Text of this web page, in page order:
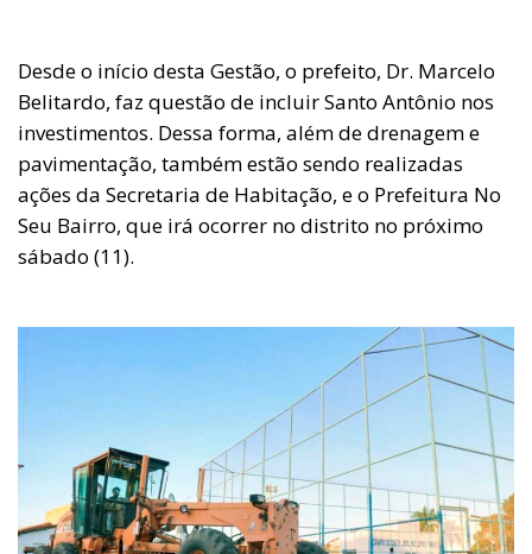
Desde o início desta Gestão, o prefeito, Dr. Marcelo
Belitardo, faz questão de incluir Santo Antônio nos
investimentos. Dessa forma, além de drenagem e
pavimentação, também estão sendo realizadas
ações da Secretaria de Habitação, e o Prefeitura No
Seu Bairro, que irá ocorrer no distrito no próximo
sábado (11).